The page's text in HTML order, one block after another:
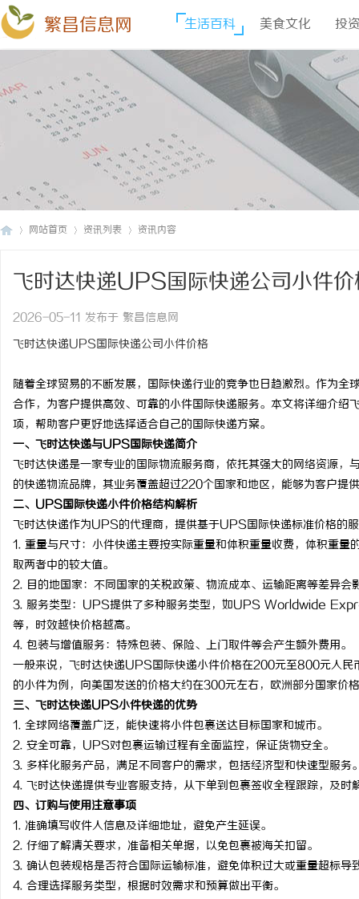
繁昌信息网 生活百科 美食文化 投
网站首页 资讯列表 资讯内容
飞时达快递UPS国际快递公司小件
2026-05-11 发布于 繁昌信息网
飞时达快递UPS国际快递公司小件价格
随着全球贸易的不断发展，国际快递行业的竞争也日趋激烈。作为
合作，为客户提供高效、可靠的小件国际快递服务。本文将详细介
项，帮助客户更好地选择适合自己的国际快递方案。
一、飞时达快递与UPS国际快递简介
飞时达快递是一家专业的国际物流服务商，依托其强大的网络资源
的快递物流品牌，其业务覆盖超过220个国家和地区，能够为客户提
二、UPS国际快递小件价格结构解析
飞时达快递作为UPS的代理商，提供基于UPS国际快递标准价格的
1. 重量与尺寸：小件快递主要按实际重量和体积重量收费，体积重
取两者中的较大值。
2. 目的地国家：不同国家的关税政策、物流成本、运输距离等差异
3. 服务类型：UPS提供了多种服务类型，如UPS Worldwide
等，时效越快价格越高。
4. 包装与增值服务：特殊包装、保险、上门取件等会产生额外费用。
一般来说，飞时达快递UPS国际快递小件价格在200元至800元人民
的小件为例，向美国发送的价格大约在300元左右，欧洲部分国家价
三、飞时达快递UPS小件快递的优势
1. 全球网络覆盖广泛，能快速将小件包裹送达目标国家和城市。
2. 安全可靠，UPS对包裹运输过程有全面监控，保证货物安全。
3. 多样化服务产品，满足不同客户的需求，包括经济型和快速型服务
4. 飞时达快递提供专业客服支持，从下单到包裹签收全程跟踪，及时
四、订购与使用注意事项
1. 准确填写收件人信息及详细地址，避免产生延误。
2. 仔细了解清关要求，准备相关单据，以免包裹被海关扣留。
3. 确认包装规格是否符合国际运输标准，避免体积过大或重量超标导
4. 合理选择服务类型，根据时效需求和预算做出平衡。
激光切管机：现代制造